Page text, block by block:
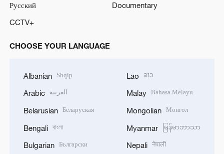
Русский
Documentary
CCTV+
CHOOSE YOUR LANGUAGE
Albanian Shqip
Arabic العربية
Belarusian Беларуская
Bengali বাংলা
Bulgarian Български
Lao ລາວ
Malay Bahasa Melayu
Mongolian Монгол
Myanmar မြန်မာဘာသာ
Nepali नेपाली